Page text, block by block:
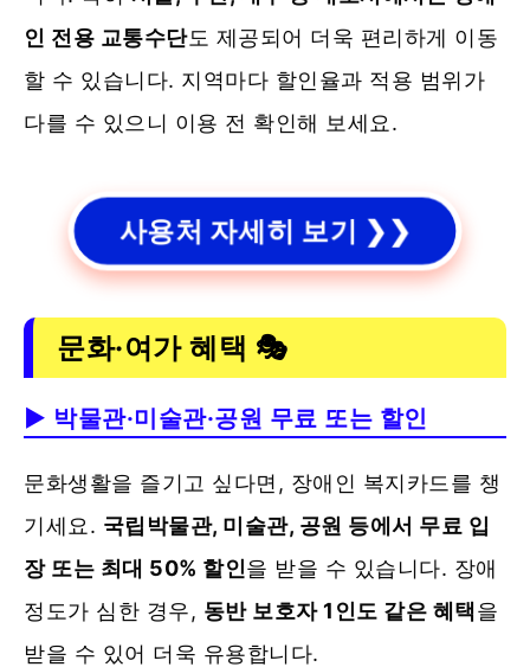
인 전용 교통수단도 제공되어 더욱 편리하게 이동
할 수 있습니다. 지역마다 할인율과 적용 범위가
다를 수 있으니 이용 전 확인해 보세요.
사용처 자세히 보기 ❯❯
문화·여가 혜택 🎭
▶ 박물관·미술관·공원 무료 또는 할인
문화생활을 즐기고 싶다면, 장애인 복지카드를 챙
기세요. 국립박물관, 미술관, 공원 등에서 무료 입
장 또는 최대 50% 할인을 받을 수 있습니다. 장애
정도가 심한 경우, 동반 보호자 1인도 같은 혜택을
받을 수 있어 더욱 유용합니다.